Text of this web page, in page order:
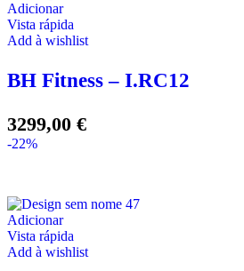
Adicionar
Vista rápida
Add à wishlist
BH Fitness – I.RC12
3299,00 €
-22%
Adicionar
Vista rápida
Add à wishlist